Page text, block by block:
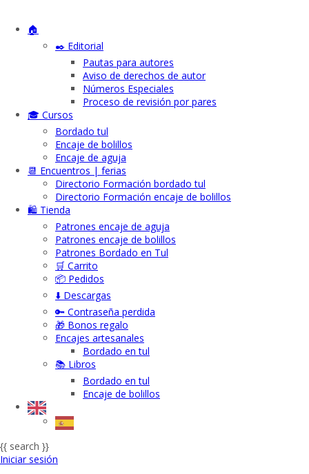
🏠
✒️ Editorial
Pautas para autores
Aviso de derechos de autor
Números Especiales
Proceso de revisión por pares
🎓 Cursos
Bordado tul
Encaje de bolillos
Encaje de aguja
📆 Encuentros | ferias
Directorio Formación bordado tul
Directorio Formación encaje de bolillos
🛍️ Tienda
Patrones encaje de aguja
Patrones encaje de bolillos
Patrones Bordado en Tul
🛒 Carrito
📦 Pedidos
⬇️ Descargas
🔑 Contraseña perdida
🎁 Bonos regalo
Encajes artesanales
Bordado en tul
📚 Libros
Bordado en tul
Encaje de bolillos
{{ search }}
Iniciar sesión